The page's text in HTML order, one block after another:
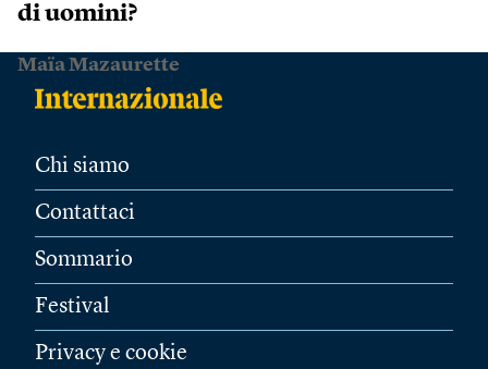
di uomini?
Maïa Mazaurette
Chi siamo
Contattaci
Sommario
Festival
Privacy e cookie